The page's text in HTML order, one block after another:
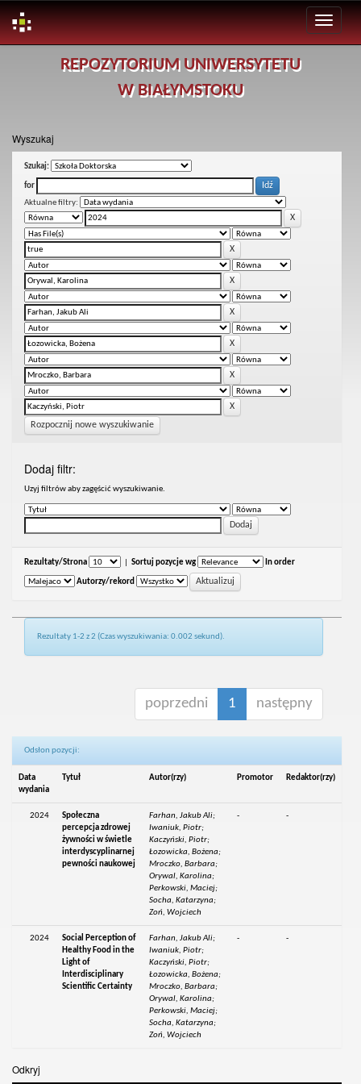
REPOZYTORIUM UNIWERSYTETU
W BIAŁYMSTOKU
Wyszukaj
Szukaj:
for
Aktualne filtry:
Rozpocznij nowe wyszukiwanie
Dodaj filtr:
Uzyj filtrów aby zagęścić wyszukiwanie.
Rezultaty/Strona Sortuj pozycje wg In order
Autorzy/rekord
Rezultaty 1-2 z 2 (Czas wyszukiwania: 0.002 sekund).
poprzedni 1 następny
Odsłon pozycji:
Data
wydania
Tytuł Autor(rzy) Promotor Redaktor(rzy)
2024
Społeczna
percepcja zdrowej
żywności w świetle
interdyscyplinarnej
pewności naukowej
Farhan, Jakub Ali;
Iwaniuk, Piotr;
Kaczyński, Piotr;
Łozowicka, Bożena;
Mroczko, Barbara;
Orywal, Karolina;
Perkowski, Maciej;
Socha, Katarzyna;
Zoń, Wojciech
- -
2024
Social Perception of
Healthy Food in the
Light of
Interdisciplinary
Scientific Certainty
Farhan, Jakub Ali;
Iwaniuk, Piotr;
Kaczyński, Piotr;
Łozowicka, Bożena;
Mroczko, Barbara;
Orywal, Karolina;
Perkowski, Maciej;
Socha, Katarzyna;
Zoń, Wojciech
- -
Odkryj